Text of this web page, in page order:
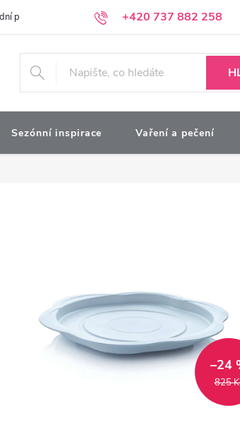
+420 737 882 258
podmínky Podmínky ochrany osobních údajů
Sezónní inspirace Vaření a pečení
825
–24